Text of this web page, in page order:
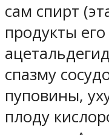
сам спирт
продукты
спазму
пуповины,
плоду